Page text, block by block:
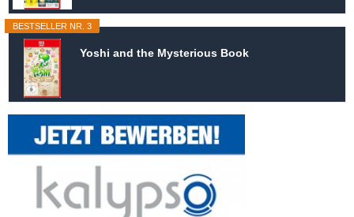
BESTSELLER NR. 3
Yoshi and the Mysterious Book